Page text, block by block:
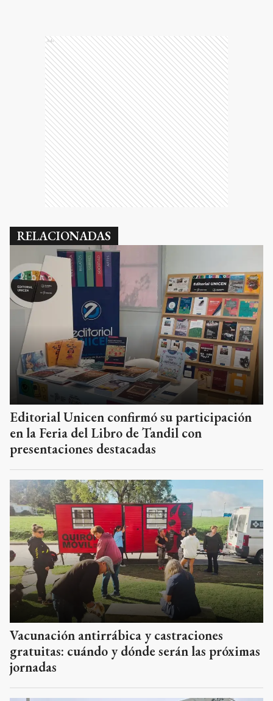
Ads
RELACIONADAS
Editorial Unicen confirmó su participación
en la Feria del Libro de Tandil con
presentaciones destacadas
Vacunación antirrábica y castraciones
gratuitas: cuándo y dónde serán las próximas
jornadas